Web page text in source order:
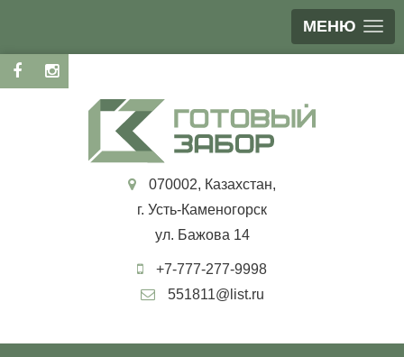
МЕНЮ
070002, Казахстан,
г. Усть-Каменогорск
ул. Бажова 14
+7-777-277-9998
551811@list.ru